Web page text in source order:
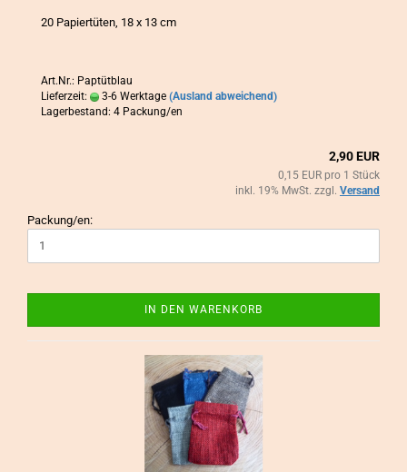
20 Pa­pier­tü­ten, 18 x 13 cm
Art.Nr.: Paptütblau
Lieferzeit:
3-6 Werktage (Ausland abweichend)
Lagerbestand: 4 Packung/en
2,90 EUR
0,15 EUR pro 1 Stück
inkl. 19% MwSt. zzgl. Versand
Packung/en:
IN DEN WARENKORB